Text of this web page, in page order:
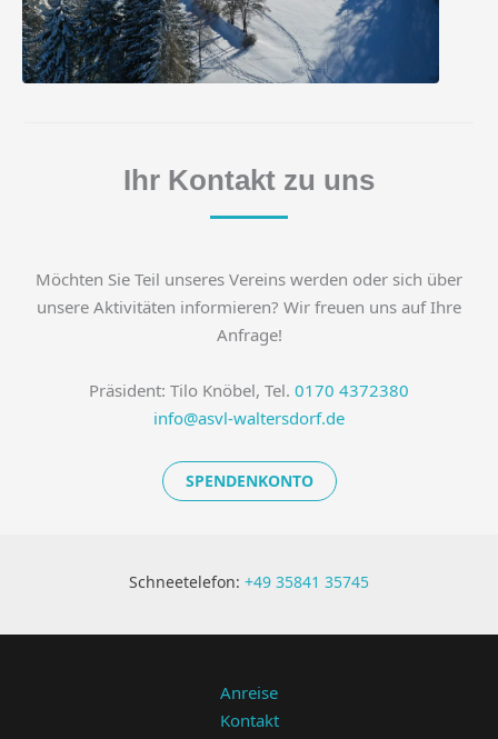
Ihr Kontakt zu uns
Möchten Sie Teil unseres Vereins werden oder sich über
unsere Aktivitäten informieren? Wir freuen uns auf Ihre
Anfrage!
Präsident: Tilo Knöbel, Tel. 0170 4372380
info@asvl-waltersdorf.de
SPENDENKONTO
Schneetelefon: +49 35841 35745
Anreise
Kontakt